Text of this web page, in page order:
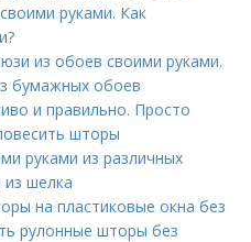
руками. Как
из обоев своими руками.
бумажных обоев
и правильно. Просто
шторы
руками из различных
шелка
на пластиковые окна без
рулонные шторы без